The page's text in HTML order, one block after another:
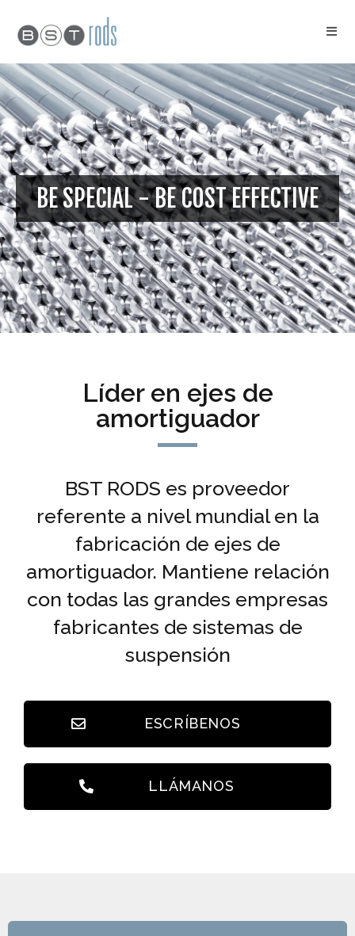
BE SPECIAL - BE COST EFFECTIVE
Líder en ejes de
amortiguador
BST RODS es proveedor
referente a nivel mundial en la
fabricación de ejes de
amortiguador. Mantiene relación
con todas las grandes empresas
fabricantes de sistemas de
suspensión
ESCRÍBENOS
LLÁMANOS